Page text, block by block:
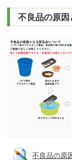
不良品の原
不良品の原